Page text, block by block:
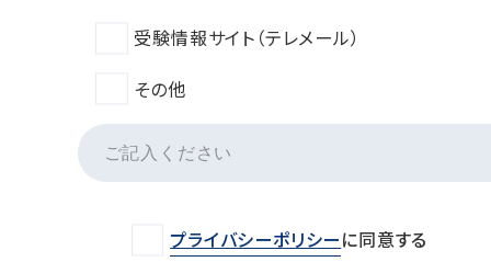
受験情報サイト（テレメール）
その他
プライバシーポリシーに同意する